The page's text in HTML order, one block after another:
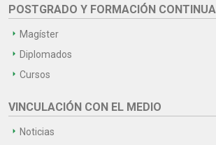
POSTGRADO Y FORMACIÓN CONTINUA
Magíster
Diplomados
Cursos
VINCULACIÓN CON EL MEDIO
Noticias